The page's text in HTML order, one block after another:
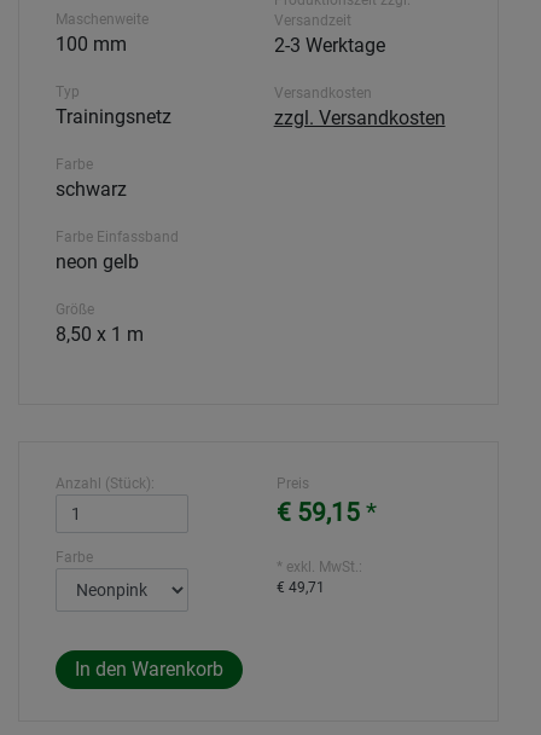
Maschenweite
100 mm
Typ
Trainingsnetz
Farbe
schwarz
Farbe Einfassband
neon gelb
Größe
8,50 x 1 m
Versandzeit
2-3 Werktage
Versandkosten
zzgl. Versandkosten
Anzahl (Stück):
Farbe
Preis
€ 59,15 *
* exkl. MwSt.:
€ 49,71